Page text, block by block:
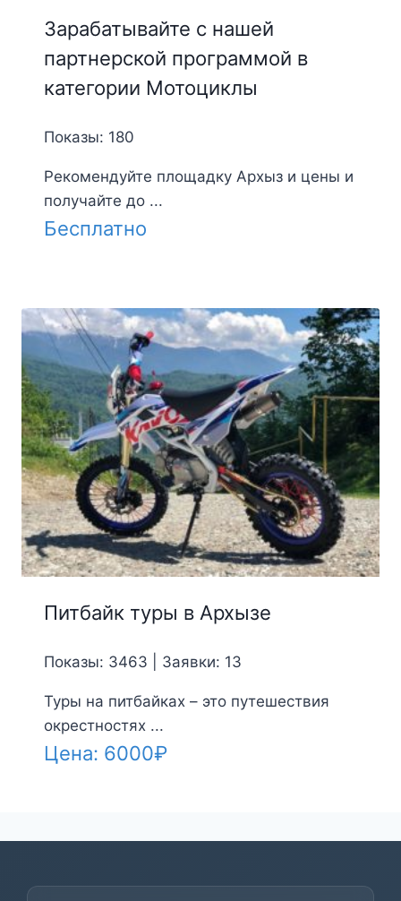
Зарабатывайте с нашей
партнерской программой в
категории Мотоциклы
Показы: 180
Рекомендуйте площадку Архыз и цены и
получайте до ...
Бесплатно
Питбайк туры в Архызе
Показы: 3463 | Заявки: 13
Туры на питбайках – это путешествия
окрестностях ...
Цена: 6000₽